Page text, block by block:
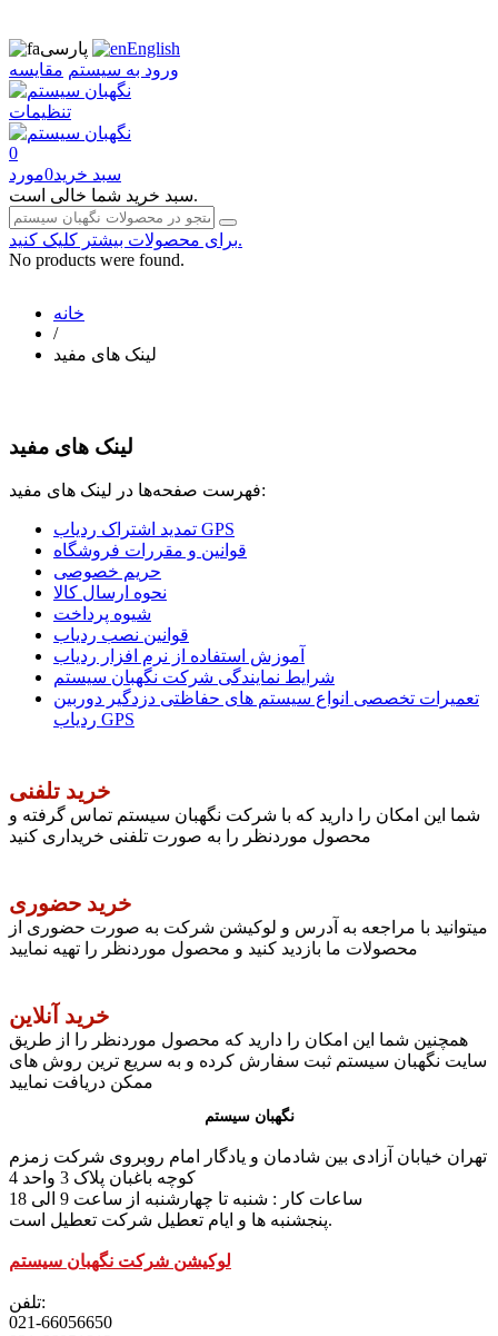
پارسی
English
ورود به سیستم مقایسه
تنظیمات
0
سبد خرید0مورد
سبد خرید شما خالی است.
برای محصولات بیشتر کلیک کنید.
No products were found.
خانه
/
لینک های مفید
لینک های مفید
فهرست صفحه‌ها در لینک های مفید:
تمدید اشتراک ردیاب GPS
قوانین و مقررات فروشگاه
حریم خصوصی
نحوه ارسال کالا
شیوه پرداخت
قوانین نصب ردیاب
آموزش استفاده از نرم افزار ردیاب
شرایط نمایندگی شرکت نگهبان سیستم
تعمیرات تخصصی انواع سیستم های حفاظتی دزدگیر دوربین
ردیاب GPS
خرید تلفنی
شما این امکان را دارید که با شرکت نگهبان سیستم تماس گرفته و
محصول موردنظر را به صورت تلفنی خریداری کنید
خرید حضوری
میتوانید با مراجعه به آدرس و لوکیشن شرکت به صورت حضوری از
محصولات ما بازدید کنید و محصول موردنظر را تهیه نمایید
خرید آنلاین
همچنین شما این امکان را دارید که محصول موردنظر را از طریق
سایت نگهبان سیستم ثبت سفارش کرده و به سریع ترین روش های
ممکن دریافت نمایید
نگهبان سیستم
تهران خیابان آزادی بین شادمان و یادگار امام روبروی شرکت زمزم
کوچه باغبان پلاک 3 واحد 4
پنجشنبه ها و ایام تعطیل شرکت تعطیل است.
لوکیشن شرکت نگهبان سیستم
تلفن:
021-66056650